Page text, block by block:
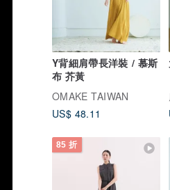
Y背細肩帶長洋裝 / 慕斯
布 芥黃
OMAKE TAIWAN
US$ 48.11
85 折